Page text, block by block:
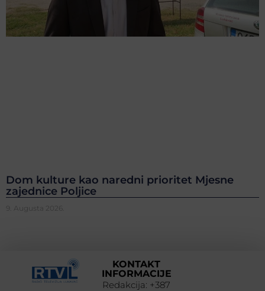
Dom kulture kao naredni prioritet Mjesne
zajednice Poljice
9. Augusta 2026.
KONTAKT
INFORMACIJE
Redakcija: +387